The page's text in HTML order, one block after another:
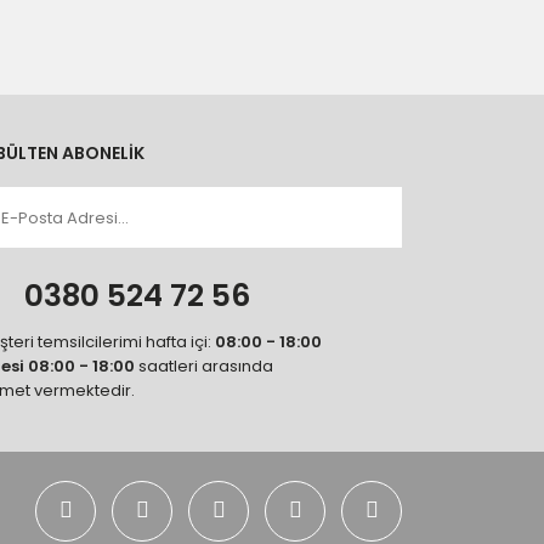
ABONELİK
0380 524 72 56
temsilcilerimi hafta içi: 08:00 - 18:00
08:00 - 18:00 saatleri arasında
vermektedir.